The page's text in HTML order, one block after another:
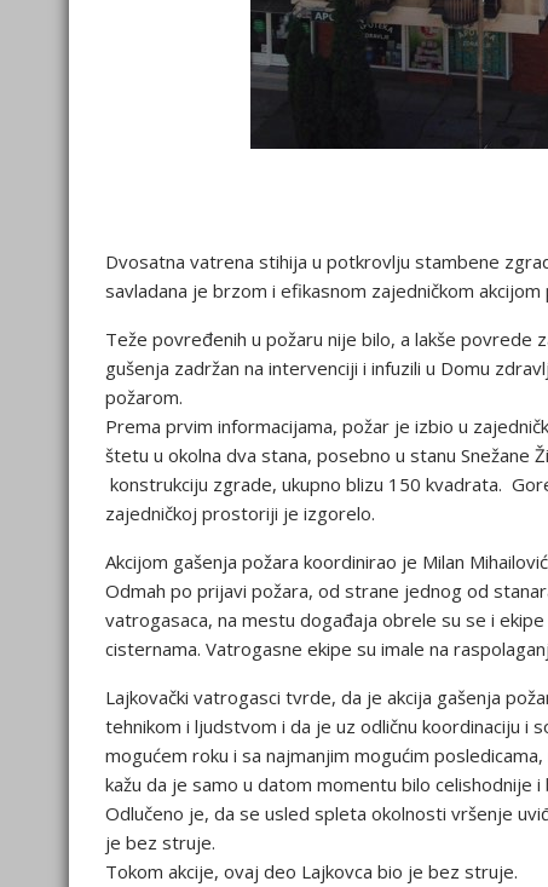
Dvosatna vatrena stihija u potkrovlju stambene
savladana je brzom i efikasnom zajedničkom
Teže povređenih u požaru nije bilo, a lakše povrede
gušenja zadržan na intervenciji i infuzili u Domu
požarom.
Prema prvim informacijama, požar je izbio u
štetu u okolna dva stana, posebno u stanu Snežane
konstrukciju zgrade, ukupno blizu 150 kvadrata.
zajedničkoj prostoriji je izgorelo.
Akcijom gašenja požara koordinirao je Milan
Odmah po prijavi požara, od strane jednog od
vatrogasaca, na mestu događaja obrele su se i
cisternama. Vatrogasne ekipe su imale na
Lajkovački vatrogasci tvrde, da je akcija gašenja
tehnikom i ljudstvom i da je uz odličnu koordinaciju i
mogućem roku i sa najmanjim mogućim
kažu da je samo u datom momentu bilo celishodnije
Odlučeno je, da se usled spleta okolnosti vršenje
je bez struje.
Tokom akcije, ovaj deo Lajkovca bio je bez struje.